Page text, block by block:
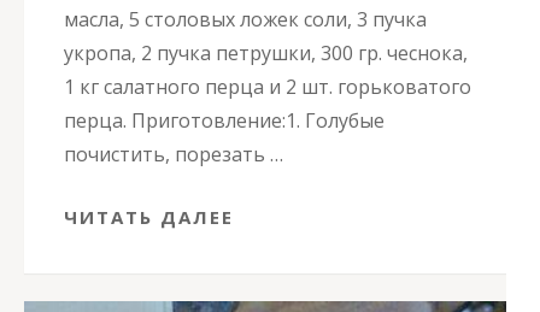
масла, 5 столовых ложек соли, 3 пучка
укропа, 2 пучка петрушки, 300 гр. чеснока,
1 кг салатного перца и 2 шт. горьковатого
перца. Приготовление:1. Голубые
почистить, порезать …
ЧИТАТЬ ДАЛЕЕ